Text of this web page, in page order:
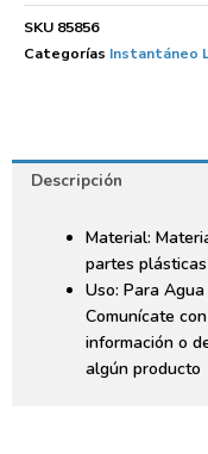
SKU 85856
Categorías Instantáneo
Descripción
Material:
partes
Uso: Para
Comunícate
información o
algún producto